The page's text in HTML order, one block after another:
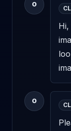
O
O